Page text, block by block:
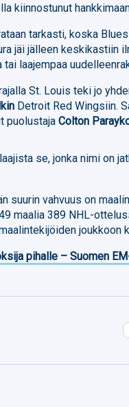
kiinnostunut
tarkasti, koska
jäi jälleen keskikastiin
laajempaa
St. Louis teki jo
Detroit Red Wingsiin.
puolustajaColton
se, jonka nimi on
suurin vahvuus on
maalia 389 NHL-
joukkoon
pihalle – Suomen